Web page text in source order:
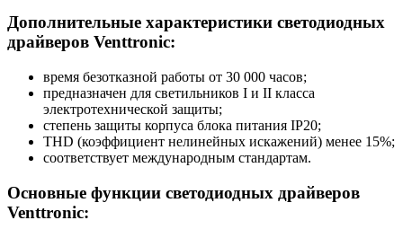
Дополнительные характеристики светодиодных
драйверов Venttronic:
время безотказной работы от 30 000 часов;
предназначен для светильников I и II класса
электротехнической защиты;
cтепень защиты корпуса блока питания IP20;
THD (коэффициент нелинейных искажений) менее 15%;
cоответствует международным стандартам.
Основные функции светодиодных драйверов
Venttronic: